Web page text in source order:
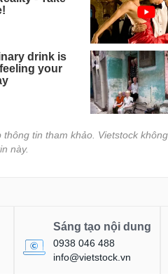
tin tham khảo. Vietstock
này.
Sáng tạo nội dung
0938 046 488
info@vietstock.vn